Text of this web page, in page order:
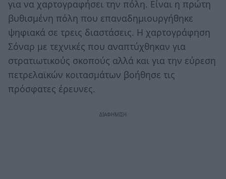
για να χαρτογραφήσει την πόλη. Είναι η πρώτη
βυθισμένη πόλη που επαναδημιουργήθηκε
ψηφιακά σε τρεις διαστάσεις. Η χαρτογράφηση
Σόναρ με τεχνικές που αναπτύχθηκαν για
στρατιωτικούς σκοπούς αλλά και για την εύρεση
πετρελαϊκών κοιτασμάτων βοήθησε τις
πρόσφατες έρευνες.